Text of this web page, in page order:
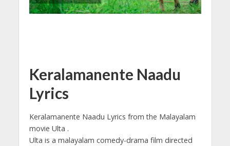
Keralamanente Naadu
Lyrics
Keralamanente Naadu Lyrics from the Malayalam
movie Ulta .
Ulta is a malayalam comedy-drama film directed